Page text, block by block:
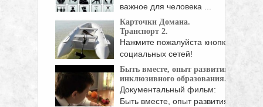
важное для человека ...
Карточки Домана.
Транспорт 2.
Нажмите пожалуйста кнопки
социальных сетей!
Быть вместе, опыт развития
инклюзивного образования.
Документальный фильм:
Быть вместе, опыт развития